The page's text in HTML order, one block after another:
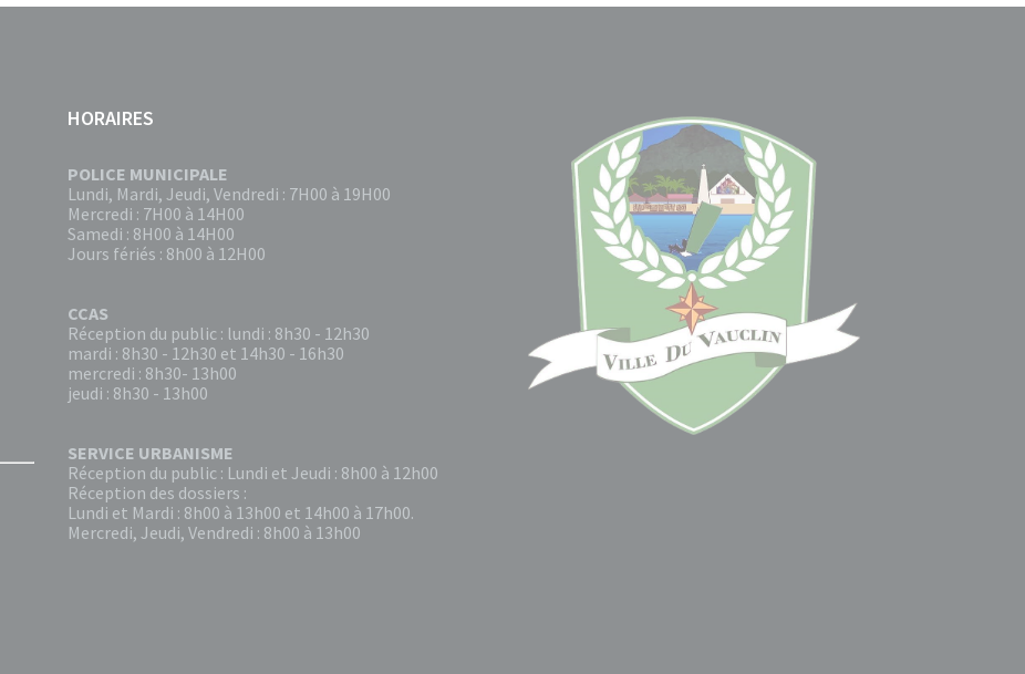
HORAIRES
POLICE MUNICIPALE
Lundi, Mardi, Jeudi, Vendredi : 7H00 à 19H00
Mercredi : 7H00 à 14H00
Samedi : 8H00 à 14H00
Jours fériés : 8h00 à 12H00
CCAS
Réception du public : lundi : 8h30 - 12h30
mardi : 8h30 - 12h30 et 14h30 - 16h30
mercredi : 8h30- 13h00
jeudi : 8h30 - 13h00
SERVICE URBANISME
Réception du public : Lundi et Jeudi : 8h00 à 12h00
Réception des dossiers :
Lundi et Mardi : 8h00 à 13h00 et 14h00 à 17h00.
Mercredi, Jeudi, Vendredi : 8h00 à 13h00